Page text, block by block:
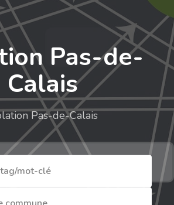
Pas-de-
Calais
Pas-de-Calais